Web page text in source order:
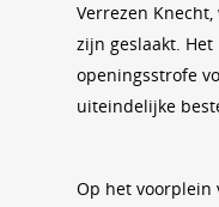
Verrezen
zijn geslaakt.
openingsstrofe
uiteindelijke
Op het voorplein